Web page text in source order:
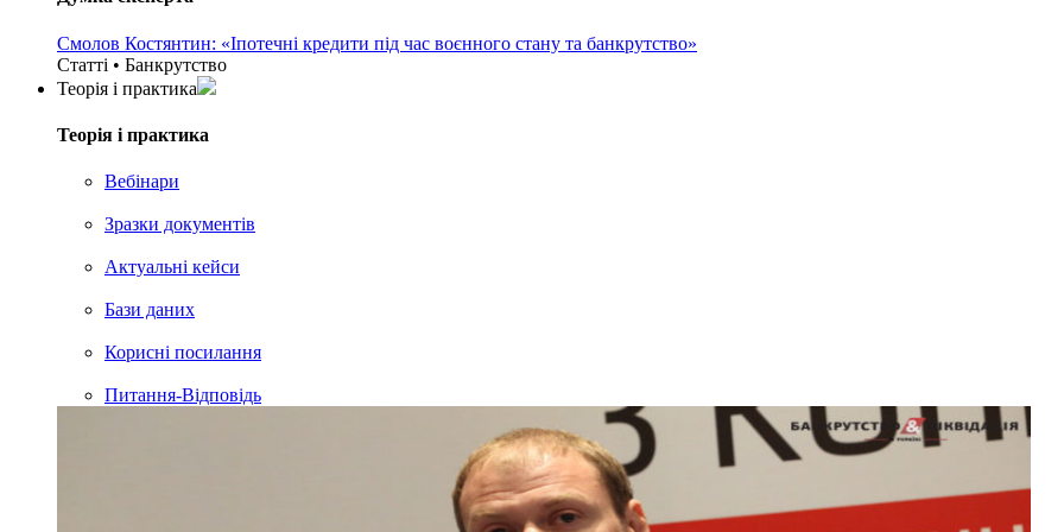
Смолов Костянтин: «Іпотечні кредити під час воєнного стану та банкрутство»
Статті • Банкрутство
Теорія i практика
Теорія i практика
Вебінари
Зразки документів
Актуальні кейси
Бази даних
Корисні посилання
Питання-Відповідь